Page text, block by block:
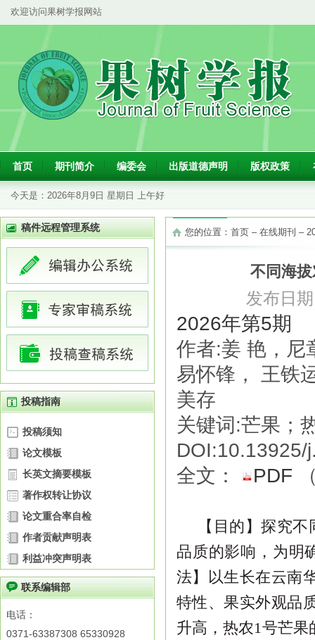
欢迎访问果树学报网站
首页 期刊简介 编委会 出版道德声明 版权政策
今天是： 2026年8月9日 星期日 上午好
稿件远程管理系统
投稿指南
投稿须知
论文模板
长英文摘要模板
著作权转让协议
论文重合率自检
作者贡献声明表
利益冲突声明表
联系编辑部
电话：
0371-63387308 65330928
您的位置： 首页 – 在线期刊 –
不同海
发布日
2026年第5期
作者:姜 艳，尼
易怀锋， 王铁
美存
关键词:芒果；
DOI:10.13925/
全文：
PDF
【 目的 】探究不
品质的影响，为明
法】以生长在云南
特性、果实外观品
升高，热农1号芒果